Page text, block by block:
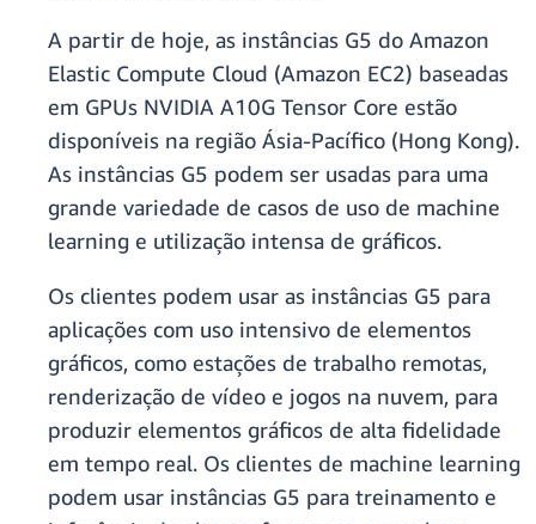
A partir de hoje, as instâncias G5 do Amazon
Elastic Compute Cloud (Amazon EC2) baseadas
em GPUs NVIDIA A10G Tensor Core estão
disponíveis na região Ásia-Pacífico (Hong Kong).
As instâncias G5 podem ser usadas para uma
grande variedade de casos de uso de machine
learning e utilização intensa de gráficos.
Os clientes podem usar as instâncias G5 para
aplicações com uso intensivo de elementos
gráficos, como estações de trabalho remotas,
renderização de vídeo e jogos na nuvem, para
produzir elementos gráficos de alta fidelidade
em tempo real. Os clientes de machine learning
podem usar instâncias G5 para treinamento e